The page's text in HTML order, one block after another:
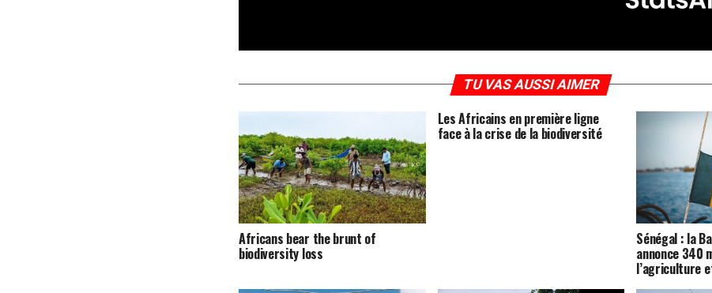
TU VAS AUSSI AIMER
Africans bear the brunt of
biodiversity loss
Les Africains en première ligne
face à la crise de la biodiversité
Sénégal : la
annonce 340
l’agriculture